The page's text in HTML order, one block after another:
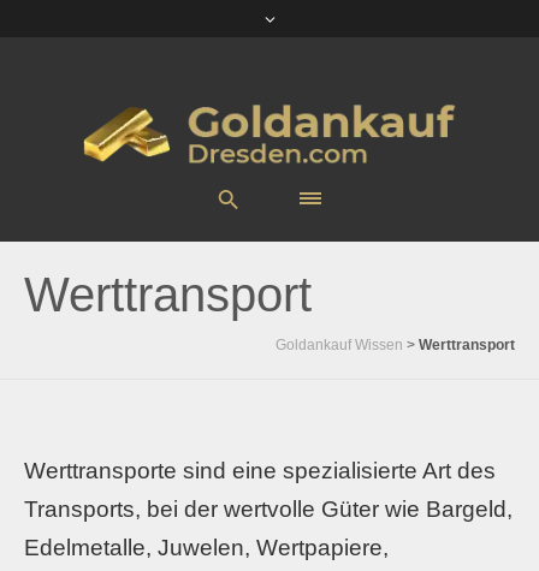
Werttransport
Goldankauf Wissen > Werttransport
Werttransporte sind eine spezialisierte Art des
Transports, bei der wertvolle Güter wie Bargeld,
Edelmetalle, Juwelen, Wertpapiere,